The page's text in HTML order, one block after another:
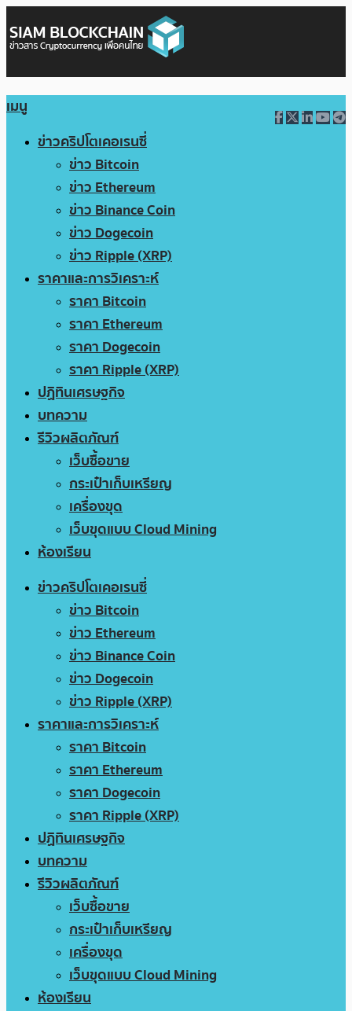
เมนู
ข่าวคริปโตเคอเรนซี่
ข่าว Bitcoin
ข่าว Ethereum
ข่าว Binance Coin
ข่าว Dogecoin
ข่าว Ripple (XRP)
ราคาและการวิเคราะห์
ราคา Bitcoin
ราคา Ethereum
ราคา Dogecoin
ราคา Ripple (XRP)
ปฏิทินเศรษฐกิจ
บทความ
รีวิวผลิตภัณฑ์
เว็บซื้อขาย
กระเป๋าเก็บเหรียญ
เครื่องขุด
เว็บขุดแบบ Cloud Mining
ห้องเรียน
ข่าวคริปโตเคอเรนซี่
ข่าว Bitcoin
ข่าว Ethereum
ข่าว Binance Coin
ข่าว Dogecoin
ข่าว Ripple (XRP)
ราคาและการวิเคราะห์
ราคา Bitcoin
ราคา Ethereum
ราคา Dogecoin
ราคา Ripple (XRP)
ปฏิทินเศรษฐกิจ
บทความ
รีวิวผลิตภัณฑ์
เว็บซื้อขาย
กระเป๋าเก็บเหรียญ
เครื่องขุด
เว็บขุดแบบ Cloud Mining
ห้องเรียน